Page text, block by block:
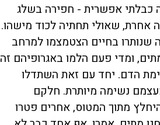
כבלתי אפשרית - חפירה בשלג
אחרת, שאולי תחתיה לכוד מישהו.
שנותרו בחיים הצטמצמו למרחב
ומדי פעם הלמו באגרופיהם זה
הדם. יחד עם זאת השתדלו
נשימה מיותרת. חלקם
מתוך המטוס, אחרים פטרו